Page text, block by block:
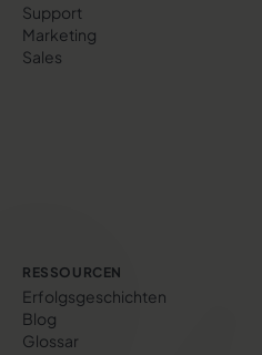
Support
Marketing
Sales
RESSOURCEN
Erfolgs­geschichten
Blog
Glossar